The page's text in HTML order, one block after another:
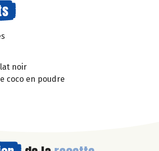
noir
coco en poudre